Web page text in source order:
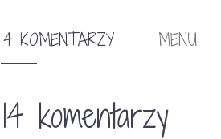
14 KOMENTARZY MENU
14 komentarzy